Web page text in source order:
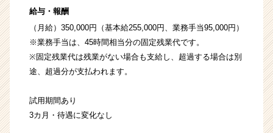
給与・報酬
（月給）350,000円（基本給255,000円、業務手当95,000円）
※業務手当は、45時間相当分の固定残業代です。
※固定残業代は残業がない場合も支給し、超過する場合は別
途、超過分が支払われます。
試用期間あり
3カ月・待遇に変化なし